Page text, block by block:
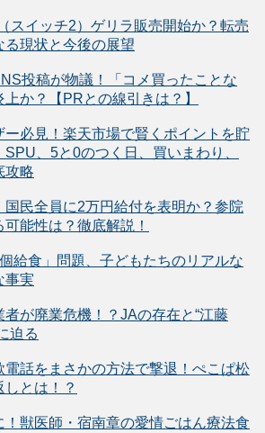
スイッチ2）ゲリラ販売開始か？転売
る現状と今後の展望
投稿が物議！「コメ買ったことな
か？【PRとの線引きは？】
ー必見！楽天市場で賢くポイントを貯
、5と0のつく日、買いまわり、
攻略
国民全員に2万円給付を表明か？参院
能性は？徹底解説！
給食」問題、子どもたちのリアルな
事実
が廃業危機！？JAの存在と“江藤
迫る
電話をまさかの方法で撃退！ぺこぱ松
とは！？
獣医師・宿南章の愛情ごはん療法食